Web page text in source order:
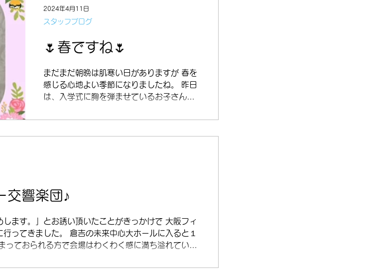
🌷春ですね🌷
まだまだ朝晩は肌寒い日がありますが 春を
感じる心地よい季節になりましたね。 昨日
は、入学式に胸を弾ませているお子さんた
した。 幸せのおすそ分けありがとうござい
スタッフブログ
2024年4月11日
交響楽団♪
します。」とお誘い頂いたことがきっかけで 大阪フィ
ってきました。 倉吉の未来中心大ホールに入ると１
ておられる方で会場はわくわく感に満ち溢れていま